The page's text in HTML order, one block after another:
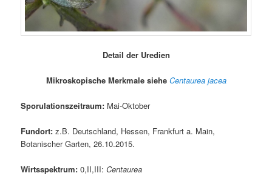
Detail der Uredien
Mikroskopische Merkmale siehe Centaurea jacea
Sporulationszeitraum: Mai-Oktober
Fundort: z.B. Deutschland, Hessen, Frankfurt a. Main,
Botanischer Garten, 26.10.2015.
Wirtsspektrum:0,II,III:Centaurea